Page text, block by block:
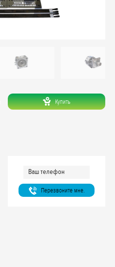
Купить
Перезвоните мне.